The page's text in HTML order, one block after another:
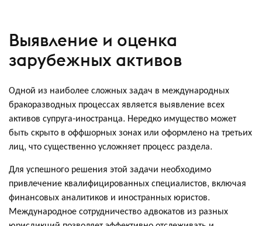
Выявление и оценка
зарубежных активов
Одной из наиболее сложных задач в международных
бракоразводных процессах является выявление всех
активов супруга-иностранца. Нередко имущество может
быть скрыто в оффшорных зонах или оформлено на третьих
лиц, что существенно усложняет процесс раздела.
Для успешного решения этой задачи необходимо
привлечение квалифицированных специалистов, включая
финансовых аналитиков и иностранных юристов.
Международное сотрудничество адвокатов из разных